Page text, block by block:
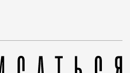
интервью народного